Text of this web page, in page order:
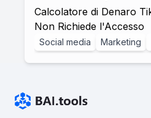
Calcolatore di Denaro
Non Richiede l'Accesso
Social media Marketing